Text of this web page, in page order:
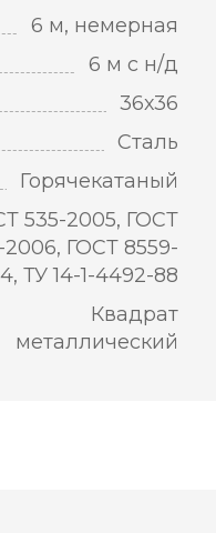
6 м, немерная
6 м с н/д
36х36
Сталь
Горячекатаный
535-2005, ГОСТ
2006, ГОСТ 8559-
ТУ 14-1-4492-88
Квадрат
металлический